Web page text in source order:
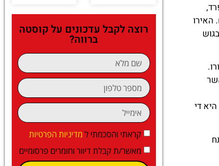
האירו
די
רוצה לקבל עדכונים על קוסטה
ברווה?
קראתי והסכמתי ל מדיניות הפרטיות
מאשר/ת קבלת דיוור וחומרים פרסומיים